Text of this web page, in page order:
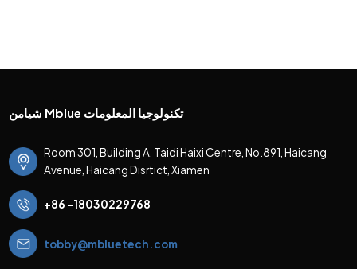
شيامن Mblue تكنولوجيا المعلومات
Room 301, Building A, Taidi Haixi Centre, No.891, Haicang
Avenue, Haicang Disrtict, Xiamen
+86 -18030229768
tobby@mbluetech.com